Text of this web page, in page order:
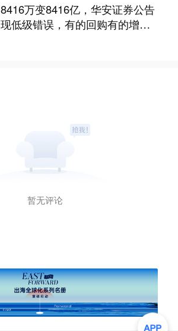
8416万变8416亿，华安证券公告
现低级错误，有的回购有的增
暂无评论